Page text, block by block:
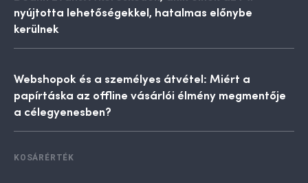
nyújtotta lehetőségekkel, hatalmas előnybe
kerülnek
Webshopok és a személyes átvétel: Miért a
papírtáska az offline vásárlói élmény megmentője
a célegyenesben?
KOSÁRÉRTÉK